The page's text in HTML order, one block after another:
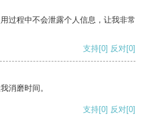
过程中不会泄露个人信息，让我非常
支持[0] 反对[0]
消磨时间。
支持[0] 反对[0]